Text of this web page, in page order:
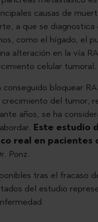
causas de
a que se
como el hígado, el
alteración en la vía
celular tumoral.
conseguido bloquear
del tumor,
años, se ha
Este estudio
real en pacientes
Ponz.
tras el fracaso
del estudio